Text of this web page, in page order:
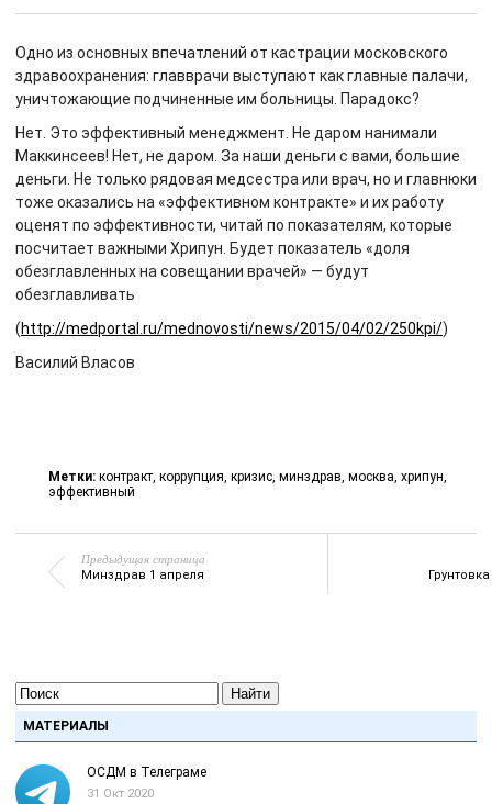
Одно из основных впечатлений от кастрации московского
здравоохранения: главврачи выступают как главные палачи,
уничтожающие подчиненные им больницы. Парадокс?
Нет. Это эффективный менеджмент. Не даром нанимали
Маккинсеев! Нет, не даром. За наши деньги с вами, большие
деньги. Не только рядовая медсестра или врач, но и главнюки
тоже оказались на «эффективном контракте» и их работу
оценят по эффективности, читай по показателям, которые
посчитает важными Хрипун. Будет показатель «доля
обезглавленных на совещании врачей» — будут
обезглавливать
(http://medportal.ru/mednovosti/news/2015/04/02/250kpi/)
Василий Власов
Метки: контракт, коррупция, кризис, минздрав, москва, хрипун,
эффективный
Предыдущая страница
Минздрав 1 апреля
Найти
МАТЕРИАЛЫ
ОСДМ в Телеграме
31 Окт 2020